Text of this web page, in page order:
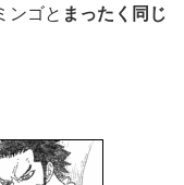
ンゴと まったく同じ